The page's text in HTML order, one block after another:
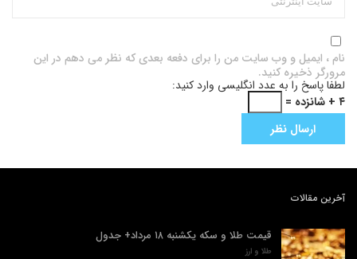
نام ، ایمیل و وب سایت من را برای دفعه بعدی که نظر می دهم در این
مرورگر ذخیره کنید.
لطفا پاسخ را به عدد انگلیسی وارد کنید:
۴ + شانزده =
آخرین مقالات
قیمت طلا و سکه یکشنبه ۱۸ مرداد+ جدول
طلا و ارز